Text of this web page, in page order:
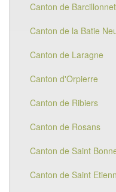
Canton de
Canton de la Batie
Canton de Laragne
Canton d'Orpierre
Canton de Ribiers
Canton de Rosans
Canton de Saint
Canton de Saint